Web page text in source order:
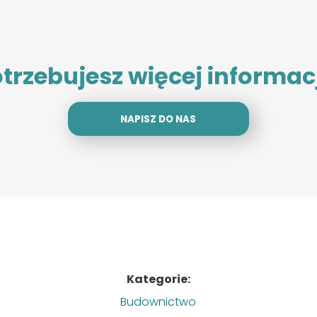
więcej
NAPISZ DO NAS
Kategorie:
Budownictwo